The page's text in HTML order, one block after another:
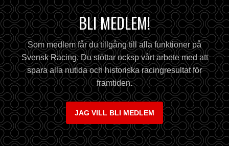
BLI MEDLEM!
Som medlem får du tillgång till alla funktioner på
Svensk Racing. Du stöttar ocksp vårt arbete med att
spara alla nutida och historiska racingresultat för
framtiden.
JAG VILL BLI MEDLEM